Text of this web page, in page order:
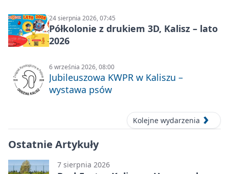
24 sierpnia 2026, 07:45
Półkolonie z drukiem 3D, Kalisz – lato
2026
6 września 2026, 08:00
Jubileuszowa KWPR w Kaliszu –
wystawa psów
Kolejne wydarzenia
Ostatnie Artykuły
7 sierpnia 2026